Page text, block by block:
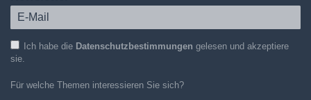
Ich habe die Datenschutzbestimmungen gelesen und akzeptiere
sie.
Für welche Themen interessieren Sie sich?